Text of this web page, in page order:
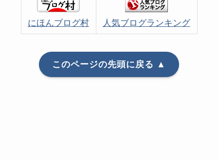
にほんブログ村 人気ブログランキング
このページの先頭に戻る ▲